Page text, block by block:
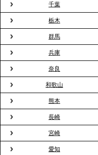
2026.3.23
プレスリリースのご
会”が企業で広がる。
ィスケータリング』と
2026.3.20
NHK「ニュースウオ
見」が紹介されました
2026.3.16
プレスリリースのご
粉レス」な室内花見
千葉
栃木
群馬
兵庫
奈良
和歌山
熊本
長崎
宮崎
愛知